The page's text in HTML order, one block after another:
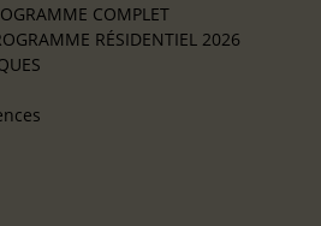
COMPLET
RÉSIDENTIEL 2026